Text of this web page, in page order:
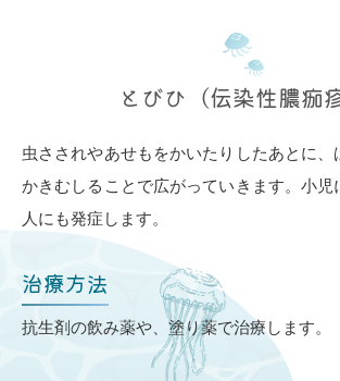
とびひ（伝染性膿痂
虫さされやあせもをかいたりしたあとに、
かきむしることで広がっていきます。小児
人にも発症します。
治療方法
抗生剤の飲み薬や、塗り薬で治療します。